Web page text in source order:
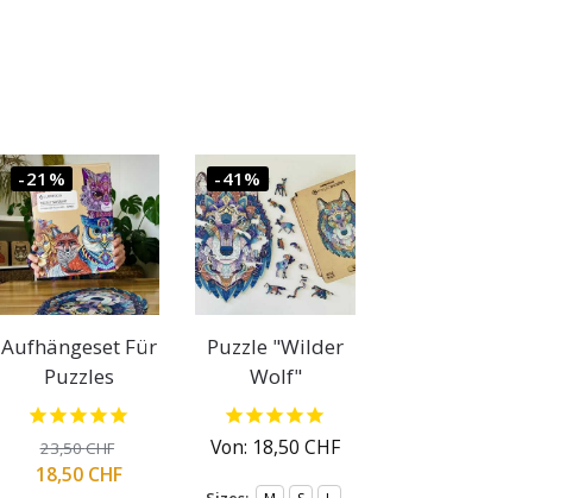
-21%
Aufhängeset Für
Puzzles
23,50CHF
18,50 CHF
-41%
Puzzle "Wilder
Wolf"
Von: 18,50CHF